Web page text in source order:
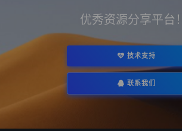
优秀资源分享平台！
技术支持
联系我们